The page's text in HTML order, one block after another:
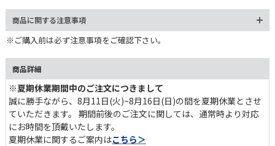
e
8
5
0
%
商品に関する注意事項
※ご購入前は必ず注意事項をご確認下さい。
商品詳細
※夏期休業期間中のご注文につきまして
誠に勝手ながら、8月11日(火)~8月16日(日)の間を夏期休業とさせ
ていただきます。 期間前後のご注文に関しては、通常時より対応
にお時間を頂戴いたします。
夏期休業に関するご案内はこちら＞